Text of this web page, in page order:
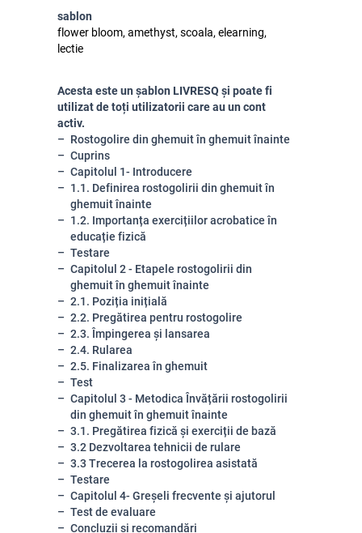
sablon
flower bloom, amethyst, scoala, elearning,
lectie
Acesta este un șablon LIVRESQ și poate fi
utilizat de toți utilizatorii care au un cont
activ.
Rostogolire din ghemuit în ghemuit înainte
Cuprins
Capitolul 1- Introducere
1.1. Definirea rostogolirii din ghemuit în
ghemuit înainte
1.2. Importanța exercițiilor acrobatice în
educație fizică
Testare
Capitolul 2 - Etapele rostogolirii din
ghemuit în ghemuit înainte
2.1. Poziția inițială
2.2. Pregătirea pentru rostogolire
2.3. Împingerea și lansarea
2.4. Rularea
2.5. Finalizarea în ghemuit
Test
Capitolul 3 - Metodica Învățării rostogolirii
din ghemuit în ghemuit înainte
3.1. Pregătirea fizică și exerciții de bază
3.2 Dezvoltarea tehnicii de rulare
3.3 Trecerea la rostogolirea asistată
Testare
Capitolul 4- Greșeli frecvente și ajutorul
Test de evaluare
Concluzii și recomandări